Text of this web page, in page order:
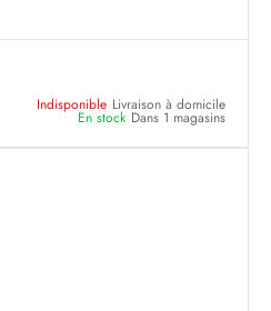
Indisponible Livraison à domicile
En stock Dans 1 magasins